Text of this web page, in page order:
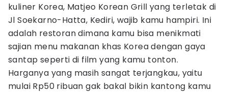
kuliner Korea, Matjeo Korean Grill yang terletak di
Jl Soekarno-Hatta, Kediri, wajib kamu hampiri. Ini
adalah restoran dimana kamu bisa menikmati
sajian menu makanan khas Korea dengan gaya
santap seperti di film yang kamu tonton.
Harganya yang masih sangat terjangkau, yaitu
mulai Rp50 ribuan gak bakal bikin kantong kamu